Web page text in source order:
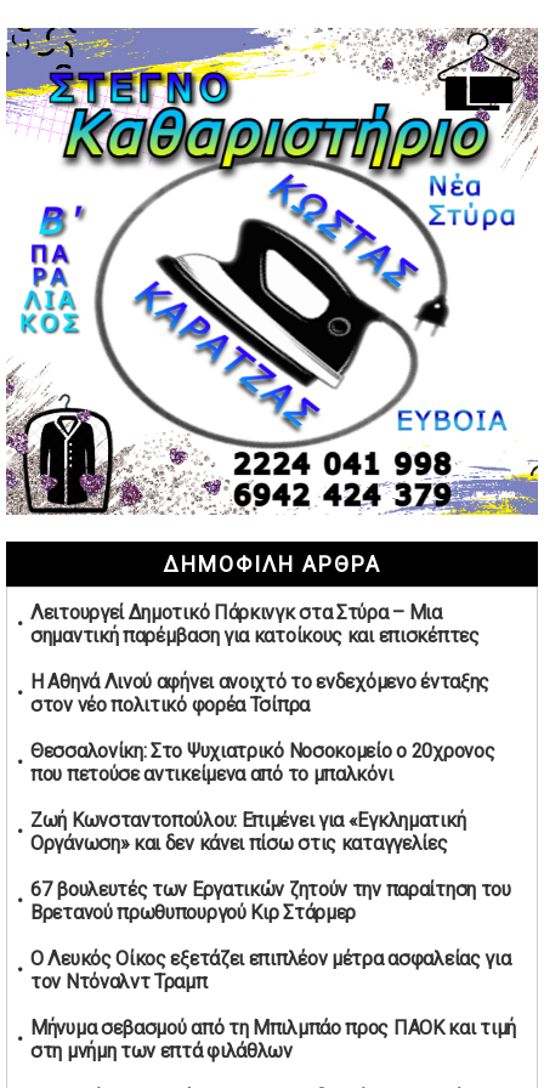
και Ολυμπιακού
02/05/2026 | 20:28
Περιστέρι: Ένταση μεταξύ ανηλίκων άφησε δύο
15χρονους τραυματίες
02/05/2026 | 18:56
Ηνωμένα Αραβικά Εμιράτα: Αίρουν τους περιορισμούς
στον εναέριο χώρο
02/05/2026 | 17:16
Η Αθηνά Λινού αφήνει ανοιχτό το ενδεχόμενο ένταξης
στον νέο πολιτικό φορέα Τσίπρα
02/05/2026 | 17:01
Αταμάν: Κανείς δεν έχει δικαίωμα να μιλά για τον πρόεδρο
και την οικογένειά του
02/05/2026 | 15:59
Μαρινάκης: Ο Ανδρουλάκης υπαναχώρησε στις
συμφωνίες για τις Ανεξάρτητες Αρχές
02/05/2026 | 09:36
Ψηφιακός έλεγχος στην αγορά: QR code για πωλήσεις
καπνικών και αλκοόλ σε 88.000 σημεία
02/05/2026 | 06:26
Καύσιμα αεροσκαφών: Διαβεβαιώσεις ΕΕ για επάρκεια
01/05/2026 | 19:54
Βελόπουλος: Κριτική σε πολιτικούς αρχηγούς για
δηλώσεις την Πρωτομαγιά
01/05/2026 | 19:33
Υπερβολική ταχύτητα στο Αλιβέρι οδήγησε σε σύλληψη
38χρονου οδηγού
01/05/2026 | 19:12
Υποψηφιότητες για τις εκλογές νέας διοίκησης του ΑΟ
Νέων Στύρων
Τουρκία: Ένταση στις συγκεντρώσεις για την Πρωτομαγιά
01/05/2026 | 13:20
ΔΗΜΟΦΙΛΗ ΑΡΘΡΑ
Λειτουργεί Δημοτικό Πάρκινγκ στα Στύρα – Μια
σημαντική παρέμβαση για κατοίκους και επισκέπτες
Η Αθηνά Λινού αφήνει ανοιχτό το ενδεχόμενο ένταξης
στον νέο πολιτικό φορέα Τσίπρα
Θεσσαλονίκη: Στο Ψυχιατρικό Νοσοκομείο ο 20χρονος
που πετούσε αντικείμενα από το μπαλκόνι
Ζωή Κωνσταντοπούλου: Επιμένει για «Εγκληματική
Οργάνωση» και δεν κάνει πίσω στις καταγγελίες
67 βουλευτές των Εργατικών ζητούν την παραίτηση του
Βρετανού πρωθυπουργού Κιρ Στάρμερ
Ο Λευκός Οίκος εξετάζει επιπλέον μέτρα ασφαλείας για
τον Ντόναλντ Τραμπ
Μήνυμα σεβασμού από τη Μπιλμπάο προς ΠΑΟΚ και τιμή
στη μνήμη των επτά φιλάθλων